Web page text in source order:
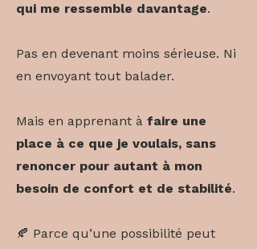
qui me ressemble davantage.
Pas en devenant moins sérieuse. Ni
en envoyant tout balader.
Mais en apprenant à faire une
place à ce que je voulais, sans
renoncer pour autant à mon
besoin de confort et de stabilité.
🍂 Parce qu’une possibilité peut